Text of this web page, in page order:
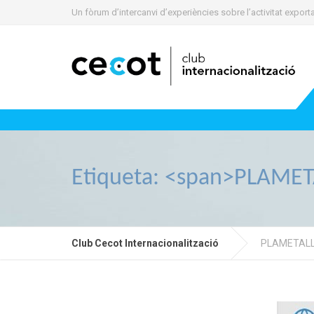
Un fòrum d’intercanvi d’experiències sobre l’activitat
Etiqueta:
Club Cecot Internacionalització